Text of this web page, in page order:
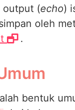
output (echo)
oleh
.
bentuk